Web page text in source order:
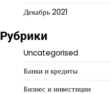
Декабрь 2021
Рубрики
Uncategorised
Банки и кредиты
Бизнес и инвестиции